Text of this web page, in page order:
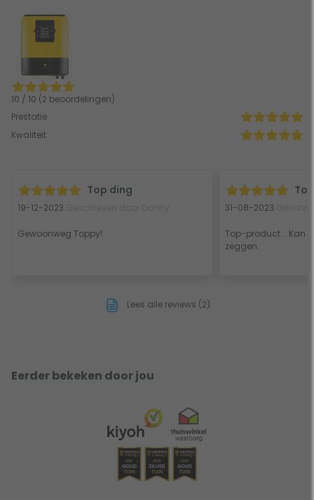
10 / 10 (2 beoordelingen)
Prestatie
Kwaliteit
Top ding
19-12-2023
Gewoonweg Toppy!
31-08-2023
Top-product... Kan
zeggen.
Lees alle reviews (2)
Eerder bekeken door jou